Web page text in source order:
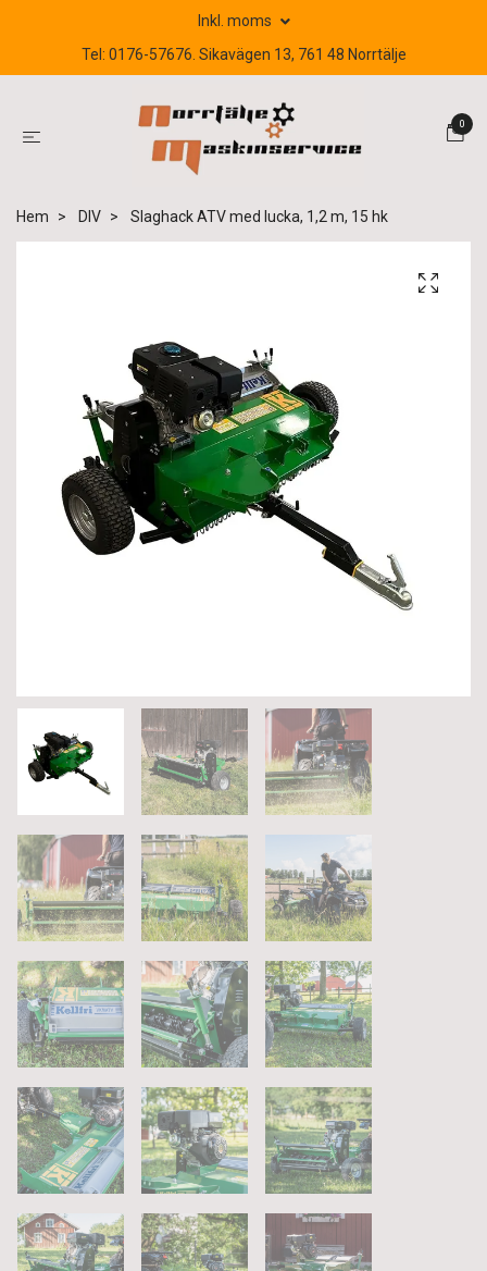
Inkl. moms
Tel: 0176-57676. Sikavägen 13, 761 48 Norrtälje
0
Hem DIV Slaghack ATV med lucka, 1,2 m, 15 hk